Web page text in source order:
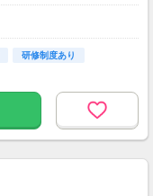
研修制度あり